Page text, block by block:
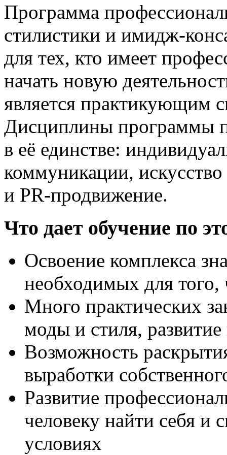
Программа
стилистики и имидж-
для тех, кто имеет
начать новую
является практикующим
Дисциплины программы
в её единстве:
коммуникации,
и PR-продвижение.
Что дает обучение по
Освоение комплекса
необходимых для того,
Много практических
моды и стиля,
Возможность
выработки
Развитие
человеку найти себя и
условиях